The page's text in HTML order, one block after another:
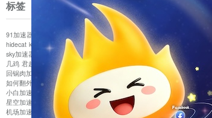
标签
91加速器 bluelayer加速器
clash节点
hidecat kuai500 panda加速器
plex加速器
sky加速器
telegram加速器 中信加速器
云梯加速器
几鸡 君越加速器 哔咔漫画加速器
唐师傅加速器
回锅肉加速器
坚果加速器 壹点加速器
如何翻外墙网站 小哈vp加速器
小火箭加速器
小白加速器
布谷vp加速器 心阶云 快连
星空加速器
最新版clash安卓下载
月光加速器
机场加速器
松果云 极快加速器
梯子加速器